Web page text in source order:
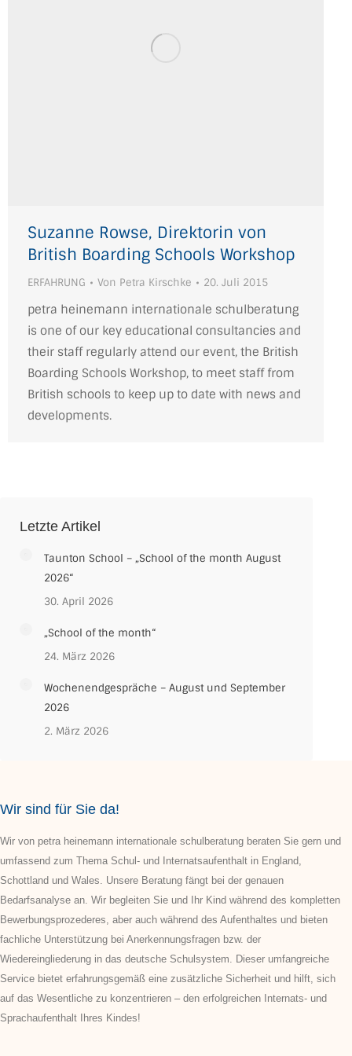
Suzanne Rowse, Direktorin von
British Boarding Schools Workshop
ERFAHRUNG Von Petra Kirschke 20. Juli 2015
petra heinemann internationale schulberatung
is one of our key educational consultancies and
their staff regularly attend our event, the British
Boarding Schools Workshop, to meet staff from
British schools to keep up to date with news and
developments.
Letzte Artikel
Taunton School – „School of the month August
2026“
30. April 2026
„School of the month“
24. März 2026
Wochenendgespräche – August und September
2026
2. März 2026
Wir sind für Sie da!
Wir von petra heinemann internationale schulberatung beraten Sie gern und
umfassend zum Thema Schul- und Internatsaufenthalt in England,
Schottland und Wales. Unsere Beratung fängt bei der genauen
Bedarfsanalyse an. Wir begleiten Sie und Ihr Kind während des kompletten
Bewerbungsprozederes, aber auch während des Aufenthaltes und bieten
fachliche Unterstützung bei Anerkennungsfragen bzw. der
Wiedereingliederung in das deutsche Schulsystem. Dieser umfangreiche
Service bietet erfahrungsgemäß eine zusätzliche Sicherheit und hilft, sich
auf das Wesentliche zu konzentrieren – den erfolgreichen Internats- und
Sprachaufenthalt Ihres Kindes!